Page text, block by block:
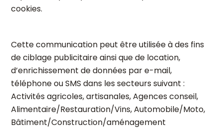
cookies.
Cette communication peut être utilisée à des fins
de ciblage publicitaire ainsi que de location,
d’enrichissement de données par e-mail,
téléphone ou SMS dans les secteurs suivant :
Activités agricoles, artisanales, Agences conseil,
Alimentaire/Restauration/Vins, Automobile/Moto,
Bâtiment/Construction/aménagement